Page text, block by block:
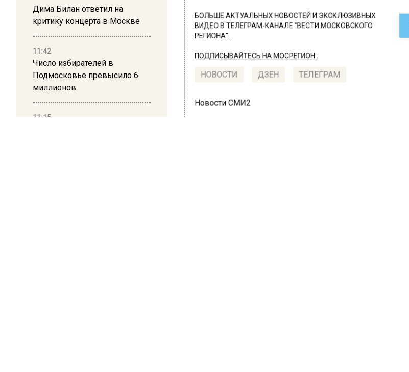
Дима Билан ответил на
критику концерта в Москве
11:42
Число избирателей в
Подмосковье превысило 6
миллионов
11:15
БОЛЬШЕ АКТУАЛЬНЫХ НОВОСТЕЙ И ЭКСКЛЮЗИВНЫХ
ВИДЕО В ТЕЛЕГРАМ-КАНАЛЕ "ВЕСТИ МОСКОВСКОГО
РЕГИОНА".
ПОДПИСЫВАЙТЕСЬ НА МОСРЕГИОН:
НОВОСТИ ДЗЕН ТЕЛЕГРАМ
Новости СМИ2